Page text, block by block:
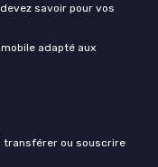
savoir pour vos
adapté aux
transférer ou souscrire